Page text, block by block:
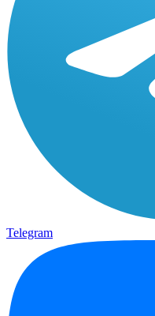
Telegram